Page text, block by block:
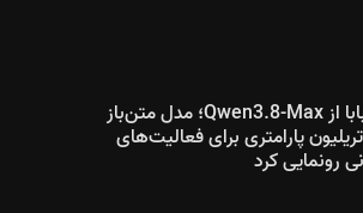
علی‌بابا از Qwen3.8-Max؛ مدل متن‌باز
۲.۴ تریلیون پارامتری برای فعالیت‌های
رونمایی کرد